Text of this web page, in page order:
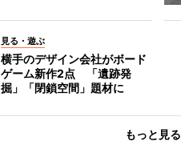
見る・遊ぶ
横手のデザイン会社がボード
ゲーム新作2点 「遺跡発
掘」「閉鎖空間」題材に
もっと見る